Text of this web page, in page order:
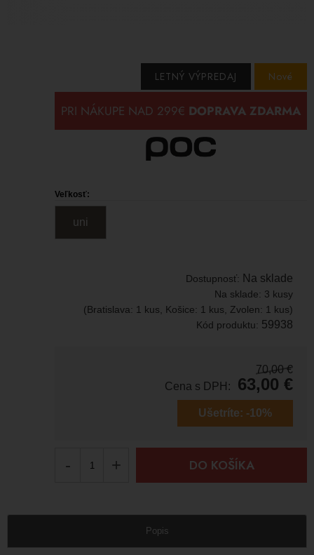
Nové
LETNÝ VÝPREDAJ
Veľkosť:
uni
Dostupnosť: Na sklade
Na sklade: 3 kusy
(Bratislava: 1 kus, Košice: 1 kus, Zvolen: 1 kus)
Kód produktu: 59938
70,00 €
Cena s DPH:
63,00 €
Ušetríte: -10%
- + DO KOŠÍKA
Popis